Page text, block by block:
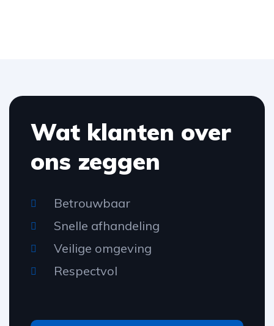
Wat klanten over
ons zeggen
Betrouwbaar
Snelle afhandeling
Veilige omgeving
Respectvol